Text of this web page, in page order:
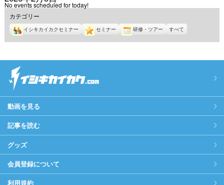
No events scheduled for today!
カテゴリー
イシキカイカクセミナー セミナー 研修・ツアー すべて
動画を見る
記事を読む
グッズ
会員登録について